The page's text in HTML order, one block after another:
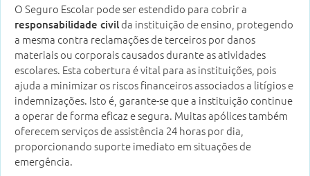
O Seguro Escolar pode ser estendido para cobrir a
responsabilidade civilda instituição de ensino, protegendo
a mesma contra reclamações de terceiros por danos
materiais ou corporais causados durante as atividades
escolares. Esta cobertura é vital para as instituições, pois
ajuda a minimizar os riscos financeiros associados a litígios e
indemnizações. Isto é, garante-se que a instituição continue
a operar de forma eficaz e segura. Muitas apólices também
oferecem serviços de assistência 24 horas por dia,
proporcionando suporte imediato em situações de
emergência.